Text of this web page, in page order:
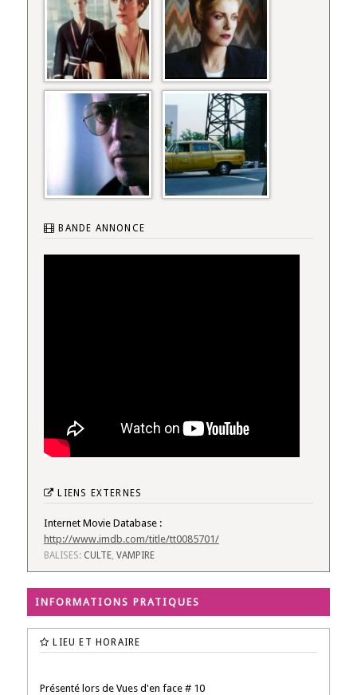
BANDE ANNONCE
LIENS EXTERNES
Internet Movie Database :
http://www.imdb.com/title/tt0085701/
BALISES: CULTE VAMPIRE
INFORMATIONS PRATIQUES
LIEU ET HORAIRE
Présenté lors de Vues d'en face # 10